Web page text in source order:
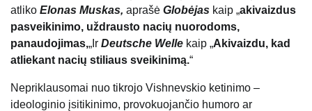
atliko Elonas Muskas, aprašė Globėjas kaip „akivaizdus
pasveikinimo, uždrausto nacių nuorodoms,
panaudojimas,„Ir Deutsche Welle kaip „Akivaizdu, kad
atliekant nacių stiliaus sveikinimą.“
Nepriklausomai nuo tikrojo Vishnevskio ketinimo –
ideologinio įsitikinimo, provokuojančio humoro ar